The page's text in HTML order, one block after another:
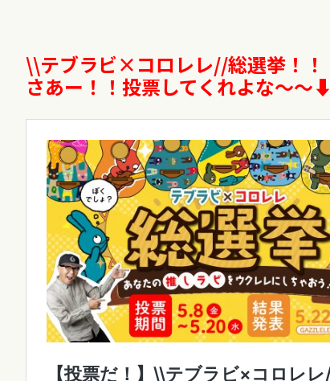
\\テブラビ× コロレレ//総選挙！！
さあー！！投票してくれよな〜〜⬇︎